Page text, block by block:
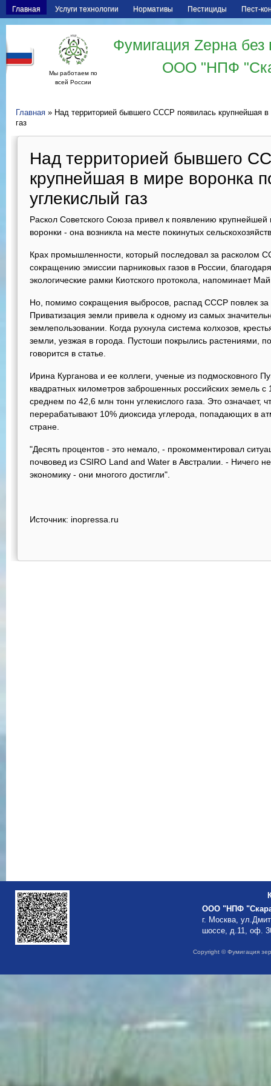
Главная Услуги технологии Нормативы Пестициды Пест-
Мы работаем по
всей России
Фумигация Zерна
ООО "НПФ
Главная » Над территорией бывшего СССР появилась крупнейшая
газ
Над территорией бывшего
крупнейшая в мире воронка
углекислый газ
Раскол Советского Союза привел к появлению крупнейшей
воронки - она возникла на месте покинутых
Крах промышленности, который последовал за расколом
сокращению эмиссии парниковых газов в России,
экологические рамки Киотского протокола, напоминает
Но, помимо сокращения выбросов, распад СССР повлек за
Приватизация земли привела к одному из самых
землепользовании. Когда рухнула система колхозов,
земли, уезжая в города. Пустоши покрылись растениями,
говорится в статье.
Ирина Курганова и ее коллеги, ученые из подмосковного
квадратных километров заброшенных российских земель
среднем по 42,6 млн тонн углекислого газа. Это означает,
перерабатывают 10% диоксида углерода, попадающих в
стране.
"Десять процентов - это немало, - прокомментировал
почвовед из CSIRO Land and Water в Австралии. - Ничего
экономику - они многого достигли".
Источник: inopressa.ru
ООО "НПФ
г. Москва,
шоссе, д.11, оф.
Copyright © Фумигация